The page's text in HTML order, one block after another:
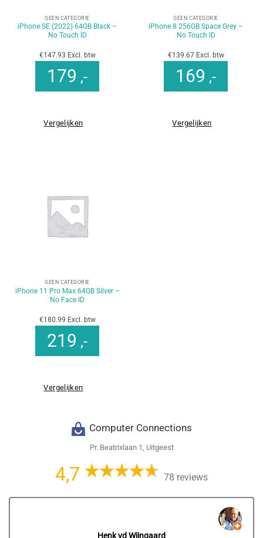
GEEN CATEGORIE
iPhone SE (2022) 64GB Black –
No Touch ID
€147.93 Excl. btw
179 ,-
Vergelijken
GEEN CATEGORIE
iPhone 8 256GB Space Grey –
No Touch ID
€139.67 Excl. btw
169 ,-
Vergelijken
GEEN CATEGORIE
iPhone 11 Pro Max 64GB Silver –
No Face ID
€180.99 Excl. btw
219 ,-
Vergelijken
Computer Connections
Pr. Beatrixlaan 1, Uitgeest
4,7 78 reviews
Henk vd Wijngaard